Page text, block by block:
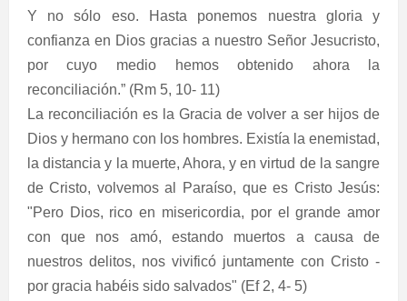
Y no sólo eso. Hasta ponemos nuestra gloria y
confianza en Dios gracias a nuestro Señor Jesucristo,
por cuyo medio hemos obtenido ahora la
reconciliación.” (Rm 5, 10- 11)
La reconciliación es la Gracia de volver a ser hijos de
Dios y hermano con los hombres. Existía la enemistad,
la distancia y la muerte, Ahora, y en virtud de la sangre
de Cristo, volvemos al Paraíso, que es Cristo Jesús:
"Pero Dios, rico en misericordia, por el grande amor
con que nos amó, estando muertos a causa de
nuestros delitos, nos vivificó juntamente con Cristo -
por gracia habéis sido salvados" (Ef 2, 4- 5)